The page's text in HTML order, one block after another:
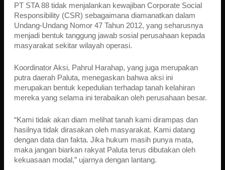
PT STA 88 tidak menjalankan kewajiban Corporate Social
Responsibility (CSR) sebagaimana diamanatkan dalam
Undang-Undang Nomor 47 Tahun 2012, yang seharusnya
menjadi bentuk tanggung jawab sosial perusahaan kepada
masyarakat sekitar wilayah operasi.
Koordinator Aksi, Pahrul Harahap, yang juga merupakan
putra daerah Paluta, menegaskan bahwa aksi ini
merupakan bentuk kepedulian terhadap tanah kelahiran
mereka yang selama ini terabaikan oleh perusahaan besar.
“Kami tidak akan diam melihat tanah kami dirampas dan
hasilnya tidak dirasakan oleh masyarakat. Kami datang
dengan data dan fakta. Jika hukum masih punya mata,
maka jangan biarkan rakyat Paluta terus dibutakan oleh
kekuasaan modal,” ujarnya dengan lantang.